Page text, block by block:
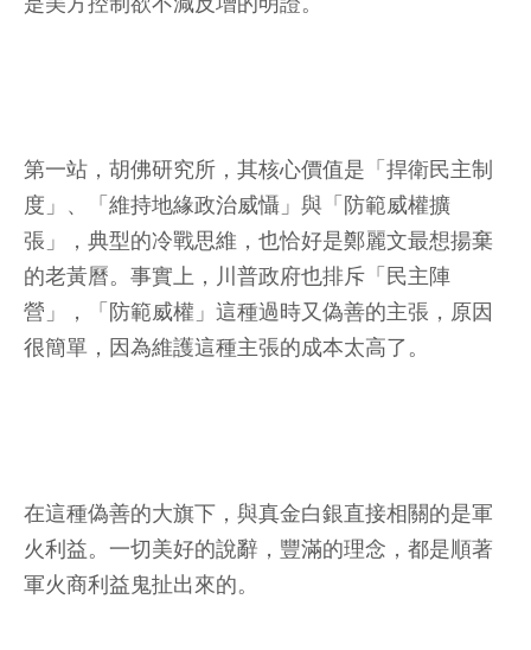
第一站，胡佛研究所，其核心價值是「捍衛民主制
度」、「維持地緣政治威懾」與「防範威權擴
張」，典型的冷戰思維，也恰好是鄭麗文最想揚棄
的老黃曆。事實上，川普政府也排斥「民主陣
營」，「防範威權」這種過時又偽善的主張，原因
很簡單，因為維護這種主張的成本太高了。
在這種偽善的大旗下，與真金白銀直接相關的是軍
火利益。一切美好的說辭，豐滿的理念，都是順著
軍火商利益鬼扯出來的。